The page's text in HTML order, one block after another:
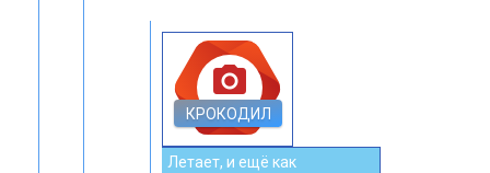
photo_camera
КРОКОДИЛ
Летает, и ещё как